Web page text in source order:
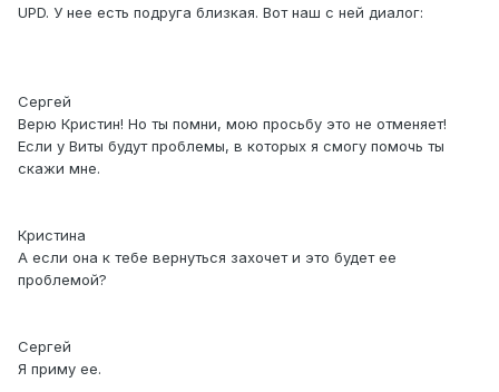
UPD. У нее есть подруга близкая. Вот наш с ней диалог:
Сергей
Верю Кристин! Но ты помни, мою просьбу это не отменяет!
Если у Виты будут проблемы, в которых я смогу помочь ты
скажи мне.
Кристина
А если она к тебе вернуться захочет и это будет ее
проблемой?
Сергей
Я приму ее.